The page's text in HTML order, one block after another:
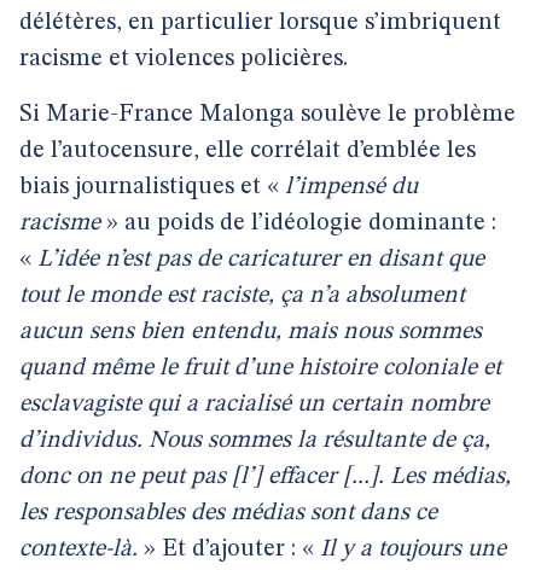
délétères, en particulier lorsque s’imbriquent
racisme et violences policières.
Si Marie-France Malonga soulève le problème
de l’autocensure, elle corrélait d’emblée les
biais journalistiques et « l’impensé du
racisme» au poids de l’idéologie dominante :
« L’idée n’est pas de caricaturer en disant que
tout le monde est raciste, ça n’a absolument
aucun sens bien entendu, mais nous sommes
quand même le fruit d’une histoire coloniale et
esclavagiste qui a racialisé un certain nombre
d’individus. Nous sommes la résultante de ça,
donc on ne peut pas [l’] effacer [...]. Les médias,
les responsables des médias sont dans ce
contexte-là. » Et d’ajouter : « Il y a toujours une